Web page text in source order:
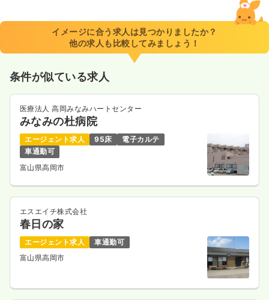
イメージに合う求人は見つかりましたか？
他の求人も比較してみましょう！
条件が似ている求人
医療法人 高岡みなみハートセンター
みなみの杜病院
エージェント求人 95床
電子カルテ
車通勤可
富山県高岡市
エスエイチ株式会社
春日の家
エージェント求人
車通勤可
富山県高岡市